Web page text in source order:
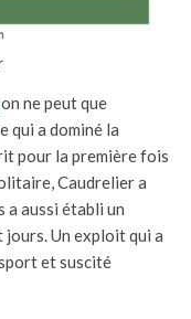
on ne peut que
qui a dominé la
pour la première fois
Caudrelier a
a aussi établi un
jours. Un exploit qui a
et suscité